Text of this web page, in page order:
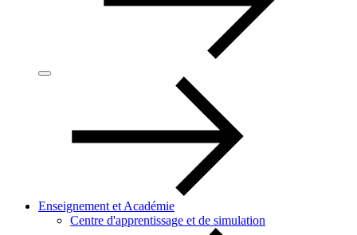
Enseignement et Académie
Centre d'apprentissage et de simulation